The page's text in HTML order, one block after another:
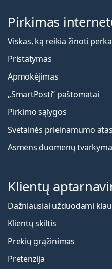
Pirkimas
Viskas, ką reikia žinoti
Pristatymas
Apmokėjimas
„SmartPosti“ paštomatai
Pirkimo sąlygos
Svetainės prieinamumo
Asmens duomenų
Klientų
Dažniausiai užduodami
Klientų skiltis
Prekių grąžinimas
Pretenzija